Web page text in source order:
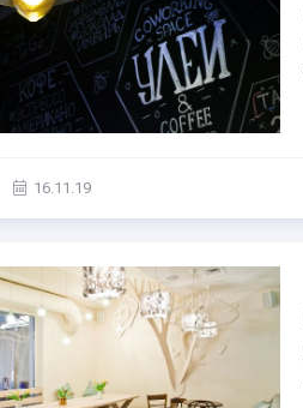
16.11.19